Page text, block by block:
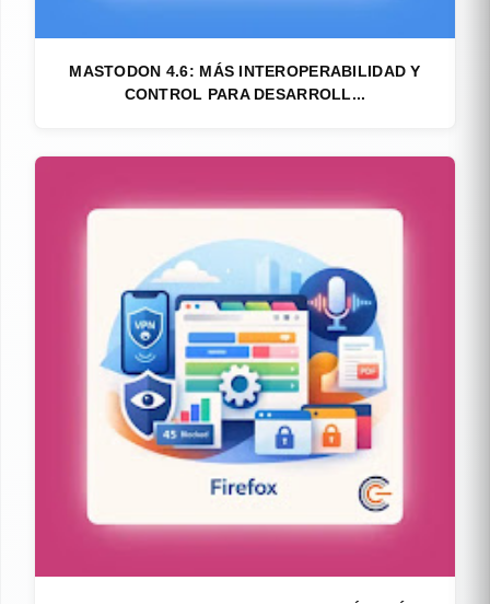
MASTODON 4.6: MÁS INTEROPERABILIDAD Y
CONTROL PARA DESARROLL...